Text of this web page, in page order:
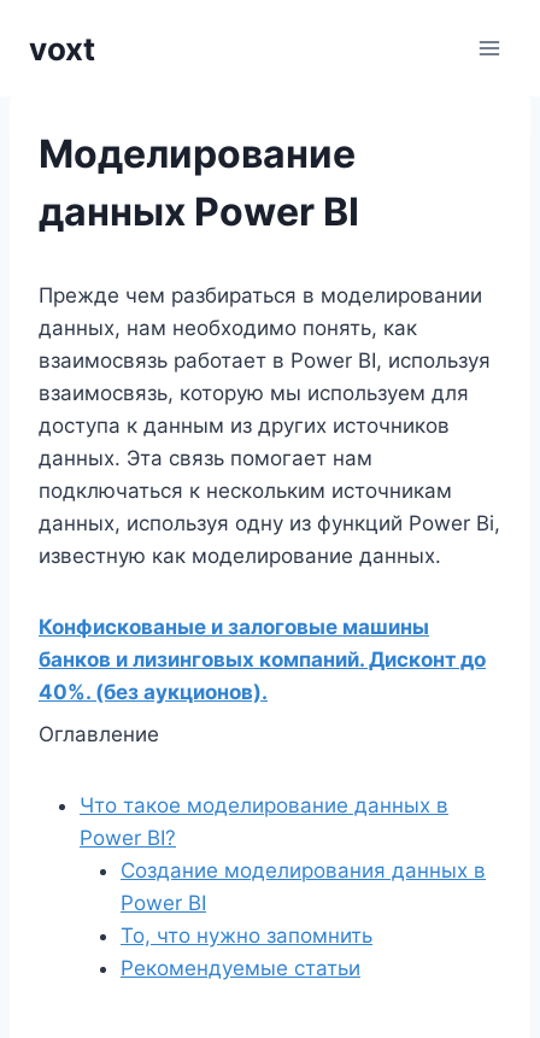
voxt
Моделирование
данных Power BI
Прежде чем разбираться в моделировании
данных, нам необходимо понять, как
взаимосвязь работает в Power BI, используя
взаимосвязь, которую мы используем для
доступа к данным из других источников
данных. Эта связь помогает нам
подключаться к нескольким источникам
данных, используя одну из функций Power Bi,
известную как моделирование данных.
Конфискованые и залоговые машины
банков и лизинговых компаний. Дисконт до
40%. (без аукционов).
Оглавление
Что такое моделирование данных в
Power BI?
Создание моделирования данных в
Power BI
То, что нужно запомнить
Рекомендуемые статьи